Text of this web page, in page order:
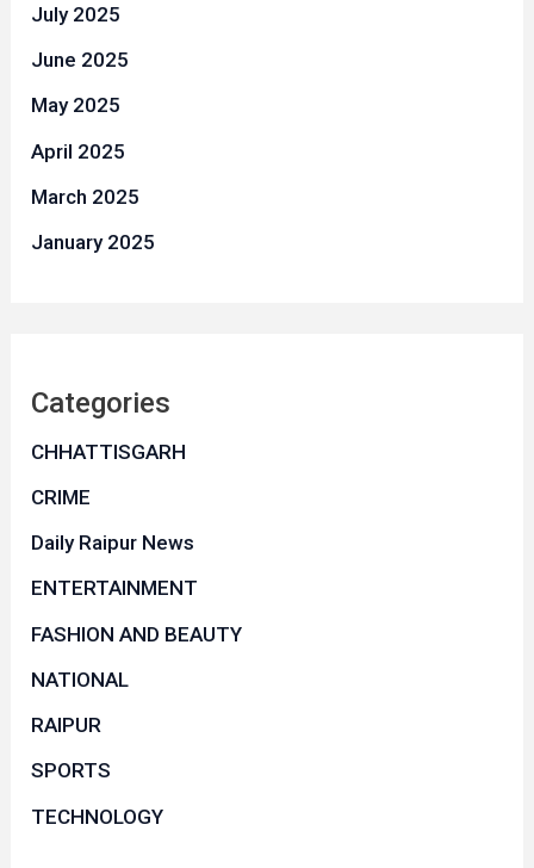
July 2025
June 2025
May 2025
April 2025
March 2025
January 2025
Categories
CHHATTISGARH
CRIME
Daily Raipur News
ENTERTAINMENT
FASHION AND BEAUTY
NATIONAL
RAIPUR
SPORTS
TECHNOLOGY